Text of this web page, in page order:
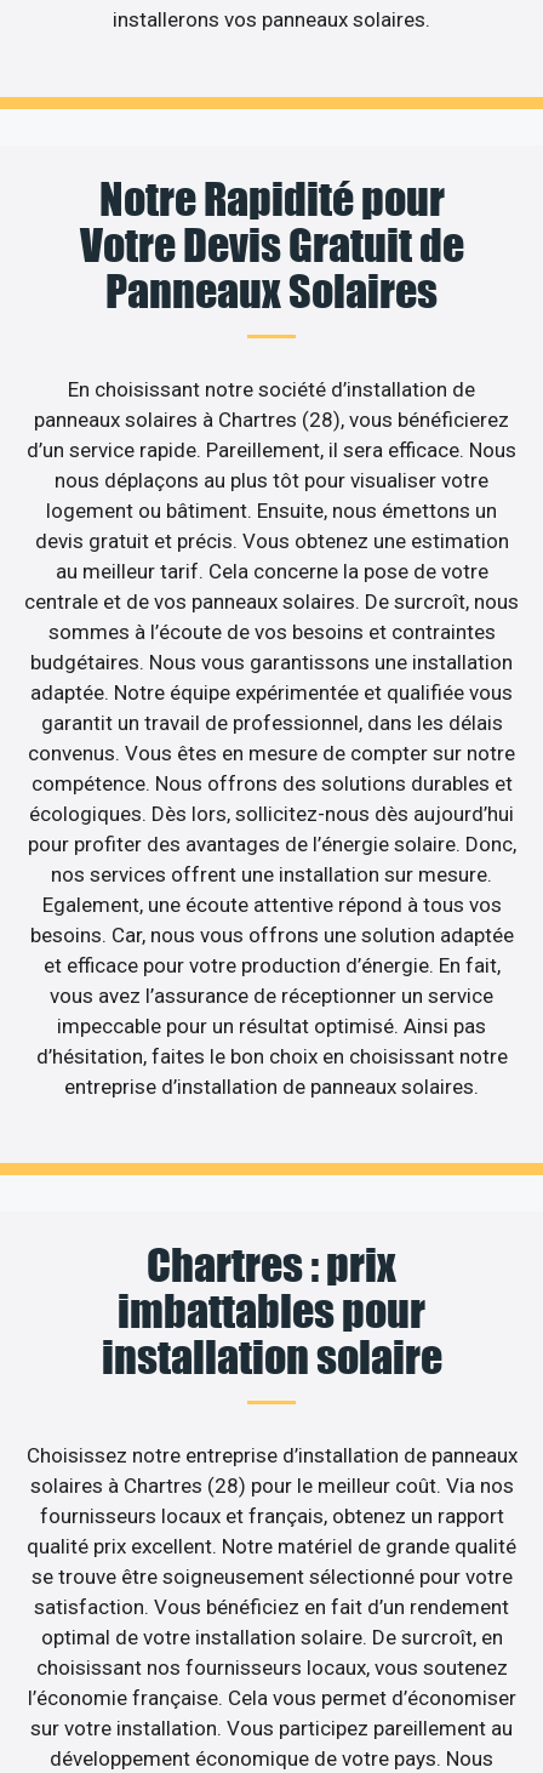
installerons vos panneaux solaires.
Notre Rapidité pour
Votre Devis Gratuit de
Panneaux Solaires
En choisissant notre société d’installation de
panneaux solaires à Chartres (28), vous bénéficierez
d’un service rapide. Pareillement, il sera efficace. Nous
nous déplaçons au plus tôt pour visualiser votre
logement ou bâtiment. Ensuite, nous émettons un
devis gratuit et précis. Vous obtenez une estimation
au meilleur tarif. Cela concerne la pose de votre
centrale et de vos panneaux solaires. De surcroît, nous
sommes à l’écoute de vos besoins et contraintes
budgétaires. Nous vous garantissons une installation
adaptée. Notre équipe expérimentée et qualifiée vous
garantit un travail de professionnel, dans les délais
convenus. Vous êtes en mesure de compter sur notre
compétence. Nous offrons des solutions durables et
écologiques. Dès lors, sollicitez-nous dès aujourd’hui
pour profiter des avantages de l’énergie solaire. Donc,
nos services offrent une installation sur mesure.
Egalement, une écoute attentive répond à tous vos
besoins. Car, nous vous offrons une solution adaptée
et efficace pour votre production d’énergie. En fait,
vous avez l’assurance de réceptionner un service
impeccable pour un résultat optimisé. Ainsi pas
d’hésitation, faites le bon choix en choisissant notre
entreprise d’installation de panneaux solaires.
Chartres : prix
imbattables pour
installation solaire
Choisissez notre entreprise d’installation de panneaux
solaires à Chartres (28) pour le meilleur coût. Via nos
fournisseurs locaux et français, obtenez un rapport
qualité prix excellent. Notre matériel de grande qualité
se trouve être soigneusement sélectionné pour votre
satisfaction. Vous bénéficiez en fait d’un rendement
optimal de votre installation solaire. De surcroît, en
choisissant nos fournisseurs locaux, vous soutenez
l’économie française. Cela vous permet d’économiser
sur votre installation. Vous participez pareillement au
développement économique de votre pays. Nous